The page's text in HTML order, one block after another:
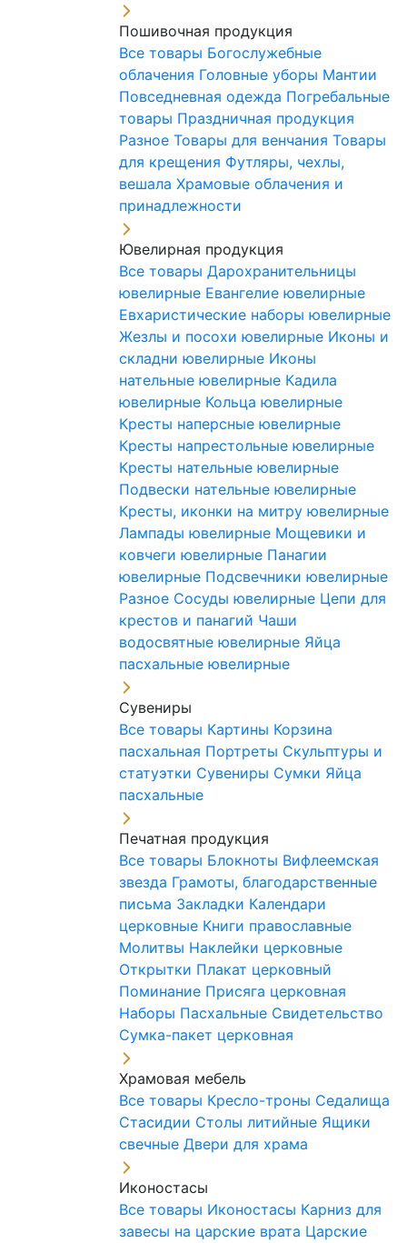
Пошивочная продукция
Все товары Богослужебные
облачения Головные уборы Мантии
Повседневная одежда Погребальные
товары Праздничная продукция
Разное Товары для венчания Товары
для крещения Футляры, чехлы,
вешала Храмовые облачения и
принадлежности
Ювелирная продукция
Все товары Дарохранительницы
ювелирные Евангелие ювелирные
Евхаристические наборы ювелирные
Жезлы и посохи ювелирные Иконы и
складни ювелирные Иконы
нательные ювелирные Кадила
ювелирные Кольца ювелирные
Кресты наперсные ювелирные
Кресты напрестольные ювелирные
Кресты нательные ювелирные
Подвески нательные ювелирные
Кресты, иконки на митру ювелирные
Лампады ювелирные Мощевики и
ковчеги ювелирные Панагии
ювелирные Подсвечники ювелирные
Разное Сосуды ювелирные Цепи для
крестов и панагий Чаши
водосвятные ювелирные Яйца
пасхальные ювелирные
Сувениры
Все товары Картины Корзина
пасхальная Портреты Скульптуры и
статуэтки Сувениры Сумки Яйца
пасхальные
Печатная продукция
Все товары Блокноты Вифлеемская
звезда Грамоты, благодарственные
письма Закладки Календари
церковные Книги православные
Молитвы Наклейки церковные
Открытки Плакат церковный
Поминание Присяга церковная
Наборы Пасхальные Свидетельство
Сумка-пакет церковная
Храмовая мебель
Все товары Кресло-троны Седалища
Стасидии Столы литийные Ящики
свечные Двери для храма
Иконостасы
Все товары Иконостасы Карниз для
завесы на царские врата Царские